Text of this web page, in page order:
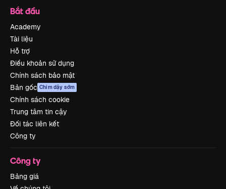
Bắt đầu
Academy
Tài liệu
Hỗ trợ
Điều khoản sử dụng
Chính sách bảo mật
Bản gốc Chim dậy sớm
Chính sách cookie
Trung tâm tin cậy
Đối tác liên kết
Công ty
Công ty
Bảng giá